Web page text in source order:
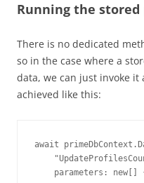
Running the stored
There is no dedicated
so in the case where a
data, we can just invoke it
achieved like this:
await
parameters: new[]